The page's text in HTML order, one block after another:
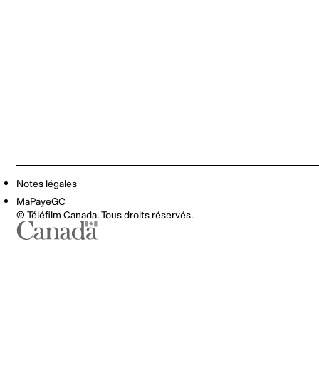
Notes légales
MaPayeGC
© Téléfilm Canada. Tous droits réservés.